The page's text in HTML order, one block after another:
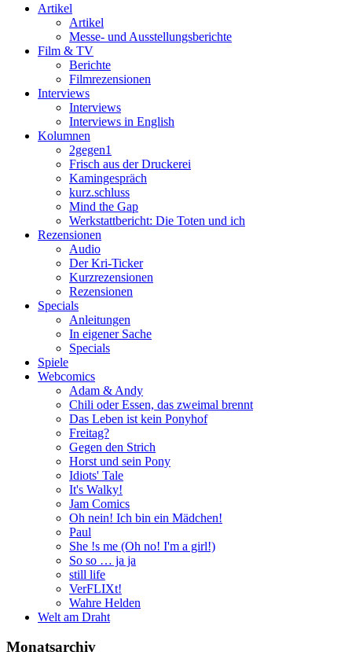
Artikel
Artikel
Messe- und Ausstellungsberichte
Film & TV
Berichte
Filmrezensionen
Interviews
Interviews
Interviews in English
Kolumnen
2gegen1
Frisch aus der Druckerei
Kamingespräch
kurz.schluss
Mind the Gap
Werkstattbericht: Die Toten und ich
Rezensionen
Audio
Der Kri-Ticker
Kurzrezensionen
Rezensionen
Specials
Anleitungen
In eigener Sache
Specials
Spiele
Webcomics
Adam & Andy
Chili oder Essen, das zweimal brennt
Das Leben ist kein Ponyhof
Freitag?
Gegen den Strich
Horst und sein Pony
Idiots' Tale
It's Walky!
Jam Comics
Oh nein! Ich bin ein Mädchen!
Paul
She !s me (Oh no! I'm a girl!)
So so … ja ja
still life
VerFLIXt!
Wahre Helden
Welt am Draht
Monatsarchiv